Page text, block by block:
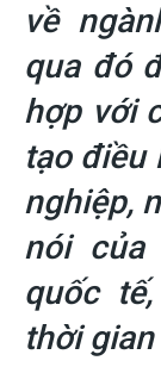
về
qua đó
hợp với
tạo điều
nghiệp,
nói của
quốc
thời